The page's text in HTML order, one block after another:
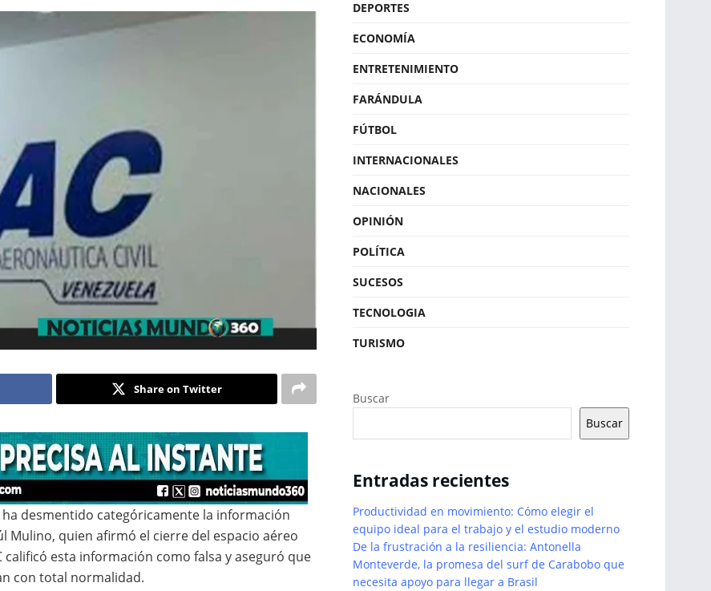
Share on Twitter
desmentido categóricamente la información
Mulino, quien afirmó el cierre del espacio aéreo
calificó esta información como falsa y aseguró que
con total normalidad.
DEPORTES
ECONOMÍA
ENTRETENIMIENTO
FARÁNDULA
FÚTBOL
INTERNACIONALES
NACIONALES
OPINIÓN
POLÍTICA
SUCESOS
TECNOLOGIA
TURISMO
Buscar
Buscar
Entradas recientes
Productividad en movimiento: Cómo elegir el
equipo ideal para el trabajo y el estudio moderno
De la frustración a la resiliencia: Antonella
Monteverde, la promesa del surf de Carabobo que
necesita apoyo para llegar a Brasil